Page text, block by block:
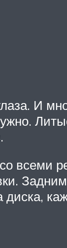
И
всеми
диска,